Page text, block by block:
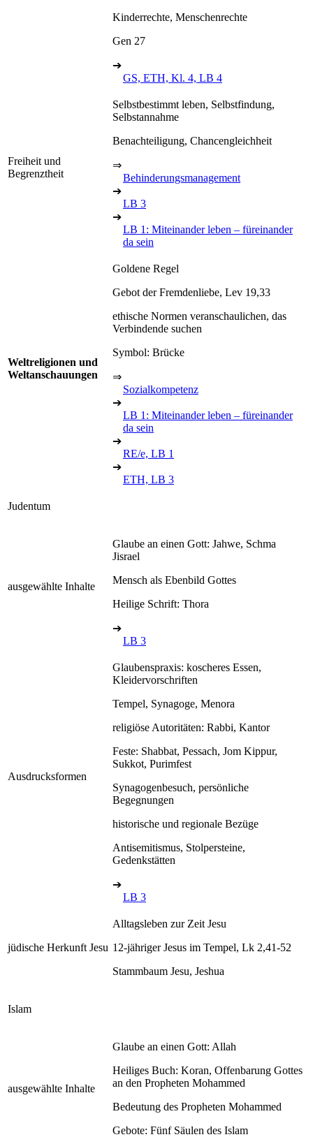
Kinderrechte, Menschenrechte
Gen 27
➔
GS, ETH, Kl. 4, LB 4
Freiheit und
Begrenztheit
Selbstbestimmt leben, Selbstfindung,
Selbstannahme
Benachteiligung, Chancengleichheit
⇒
Behinderungsmanagement
➔
LB 3
➔
LB 1: Miteinander leben – füreinander
da sein
Weltreligionen und
Weltanschauungen
Goldene Regel
Gebot der Fremdenliebe, Lev 19,33
ethische Normen veranschaulichen, das
Verbindende suchen
Symbol: Brücke
⇒
Sozialkompetenz
➔
LB 1: Miteinander leben – füreinander
da sein
➔
RE/e, LB 1
➔
ETH, LB 3
Judentum
ausgewählte Inhalte
Glaube an einen Gott: Jahwe, Schma
Jisrael
Mensch als Ebenbild Gottes
Heilige Schrift: Thora
➔
LB 3
Ausdrucksformen
Glaubenspraxis: koscheres Essen,
Kleidervorschriften
Tempel, Synagoge, Menora
religiöse Autoritäten: Rabbi, Kantor
Feste: Shabbat, Pessach, Jom Kippur,
Sukkot, Purimfest
Synagogenbesuch, persönliche
Begegnungen
historische und regionale Bezüge
Antisemitismus, Stolpersteine,
Gedenkstätten
➔
LB 3
jüdische Herkunft Jesu
Alltagsleben zur Zeit Jesu
12-jähriger Jesus im Tempel, Lk 2,41-52
Stammbaum Jesu, Jeshua
Islam
ausgewählte Inhalte
Glaube an einen Gott: Allah
Heiliges Buch: Koran, Offenbarung Gottes
an den Propheten Mohammed
Bedeutung des Propheten Mohammed
Gebote: Fünf Säulen des Islam